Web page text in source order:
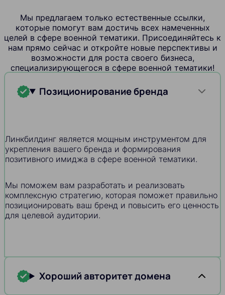
Мы предлагаем только естественные ссылки,
которые помогут вам достичь всех намеченных
целей в сфере военной тематики. Присоединяйтесь к
нам прямо сейчас и откройте новые перспективы и
возможности для роста своего бизнеса,
специализирующегося в сфере военной тематики!
Позиционирование бренда
Линкбилдинг является мощным инструментом для
укрепления вашего бренда и формирования
позитивного имиджа в сфере военной тематики.
Мы поможем вам разработать и реализовать
комплексную стратегию, которая поможет правильно
позиционировать ваш бренд и повысить его ценность
для целевой аудитории.
Хороший авторитет домена